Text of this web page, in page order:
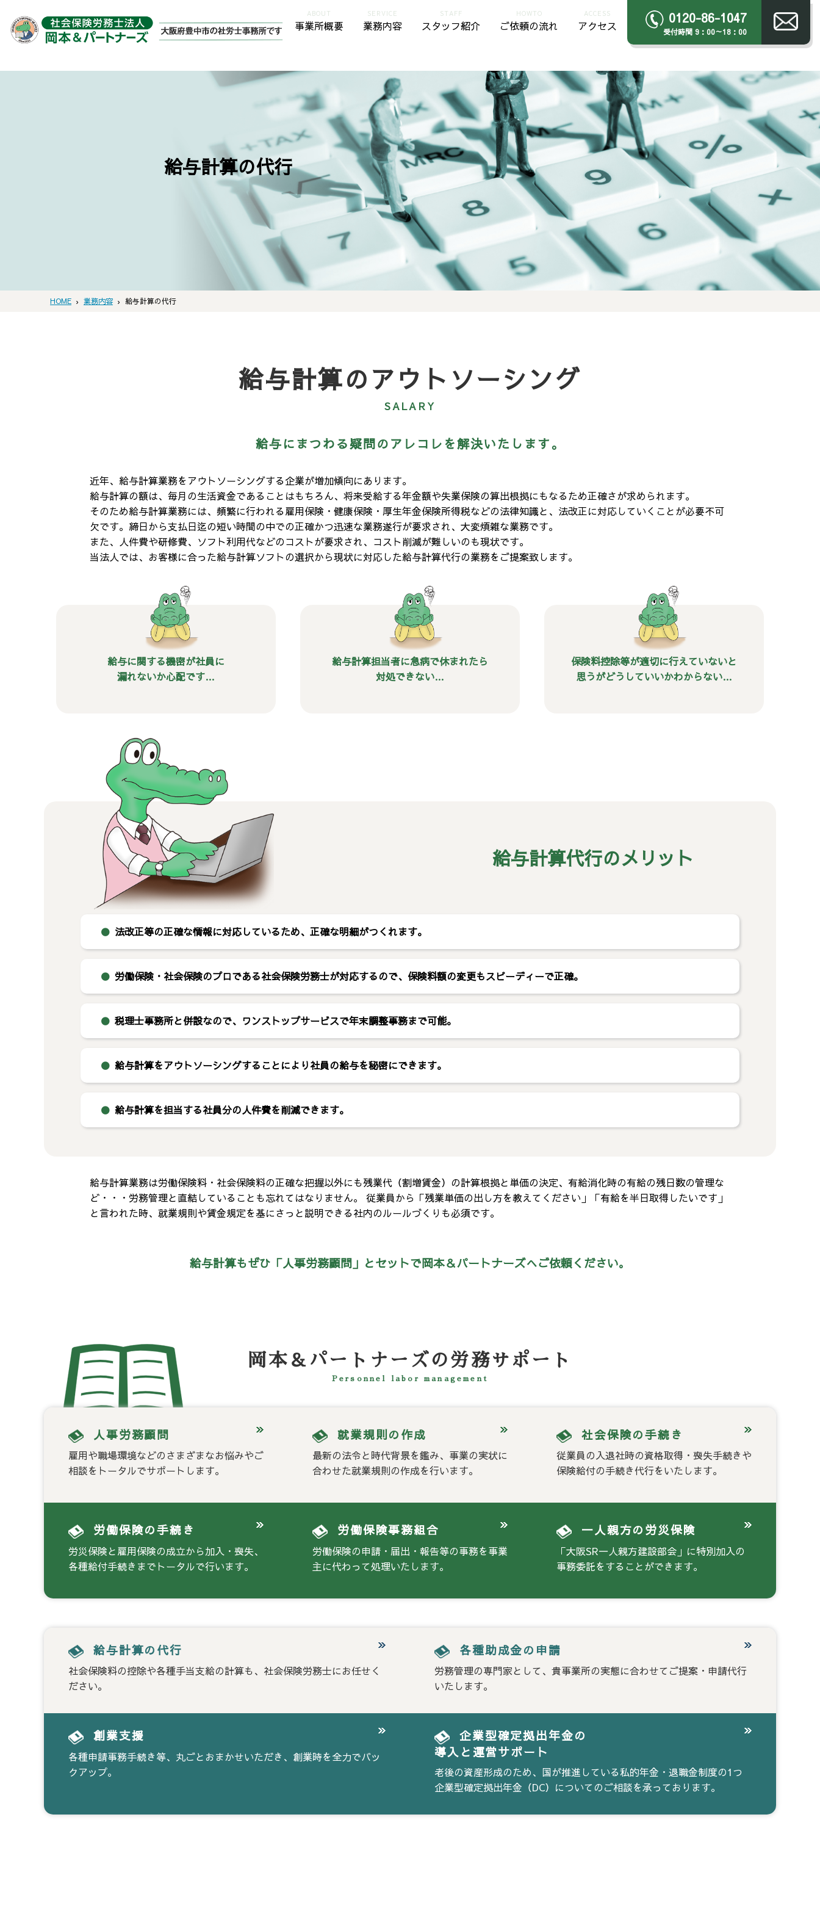
ABOUT
事業所概要
SERVICE
業務内容
STAFF
スタッフ紹介
HOWTO
ご依頼の流れ
ACCESS
アクセス
0120-86-1047
受付時間 9：00～18：00
給与計算の代行
HOME 業務内容 給与計算の代行
給与計算のアウトソーシング
SALARY
給与にまつわる疑問のアレコレを解決いたします。
近年、給与計算業務をアウトソーシングする企業が増加傾向にあります。
給与計算の額は、毎月の生活資金であることはもちろん、将来受給する年金額や失業保険の算出根拠にもなるため正確さが求められます。
そのため給与計算業務には、頻繁に行われる雇用保険・健康保険・厚生年金保険所得税などの法律知識と、法改正に対応していくことが必要不可
欠です。締日から支払日迄の短い時間の中での正確かつ迅速な業務遂行が要求され、大変煩雑な業務です。
また、人件費や研修費、ソフト利用代などのコストが要求され、コスト削減が難しいのも現状です。
当法人では、お客様に合った給与計算ソフトの選択から現状に対応した給与計算代行の業務をご提案致します。
給与に関する機密が社員に
漏れないか心配です…
給与計算担当者に急病で休まれたら
対処できない…
保険料控除等が適切に行えていないと
思うがどうしていいかわからない…
給与計算代行のメリット
● 法改正等の正確な情報に対応しているため、正確な明細がつくれます。
● 労働保険・社会保険のプロである社会保険労務士が対応するので、保険料額の変更もスピーディーで正確。
● 税理士事務所と併設なので、ワンストップサービスで年末調整事務まで可能。
● 給与計算をアウトソーシングすることにより社員の給与を秘密にできます。
● 給与計算を担当する社員分の人件費を削減できます。
給与計算業務は労働保険料・社会保険料の正確な把握以外にも残業代（割増賃金）の計算根拠と単価の決定、有給消化時の有給の残日数の管理な
ど・・・労務管理と直結していることも忘れてはなりません。 従業員から「残業単価の出し方を教えてください」「有給を半日取得したいです」
と言われた時、就業規則や賃金規定を基にさっと説明できる社内のルールづくりも必須です。
給与計算もぜひ「人事労務顧問」とセットで岡本＆パートナーズへご依頼ください。
岡本＆パートナーズの労務サポート
Personnel labor management
人事労務顧問
雇用や職場環境などのさまざまなお悩みやご
相談をトータルでサポートします。
就業規則の作成
最新の法令と時代背景を鑑み、事業の実状に
合わせた就業規則の作成を行います。
社会保険の手続き
従業員の入退社時の資格取得・喪失手続きや
保険給付の手続き代行をいたします。
労働保険の手続き
労災保険と雇用保険の成立から加入・喪失、
各種給付手続きまでトータルで行います。
労働保険事務組合
労働保険の申請・届出・報告等の事務を事業
主に代わって処理いたします。
一人親方の労災保険
「大阪SR一人親方建設部会」に特別加入の
事務委託をすることができます。
給与計算の代行
社会保険料の控除や各種手当支給の計算も、社会保険労務士にお任せく
ださい。
各種助成金の申請
労務管理の専門家として、貴事業所の実態に合わせてご提案・申請代行
いたします。
創業支援
各種申請事務手続き等、丸ごとおまかせいただき、創業時を全力でバッ
クアップ。
企業型確定拠出年金の
導入と運営サポート
老後の資産形成のため、国が推進している私的年金・退職金制度の1つ
企業型確定拠出年金（DC）についてのご相談を承っております。